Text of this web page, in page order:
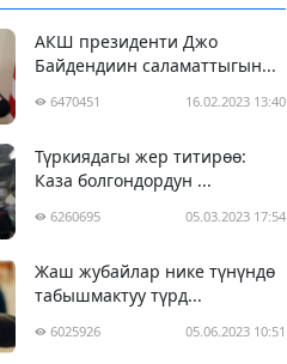
АКШ президенти Джо
Байдендиин саламаттыгын...
6470451 16.02.2023 13:40
Түркиядагы жер титирөө:
Каза болгондордун ...
6260695 05.03.2023 17:54
Жаш жубайлар нике түнүндө
табышмактуу түрд...
6025926 05.06.2023 10:51